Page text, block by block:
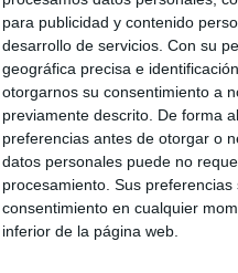
para publicidad y contenido
desarrollo de servicios. Con su
geográfica precisa e
otorgarnos su consentimiento a
previamente descrito. De forma
preferencias antes de otorgar o
datos personales puede no
procesamiento. Sus
consentimiento en cualquier
inferior de la página web.
-
- por
67 (50%)
(17.16%)